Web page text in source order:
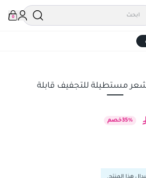
0
مستطيلة للتجفيف قابلة
للتجفيف قابلة للإنثناء - اسود
35% خصم